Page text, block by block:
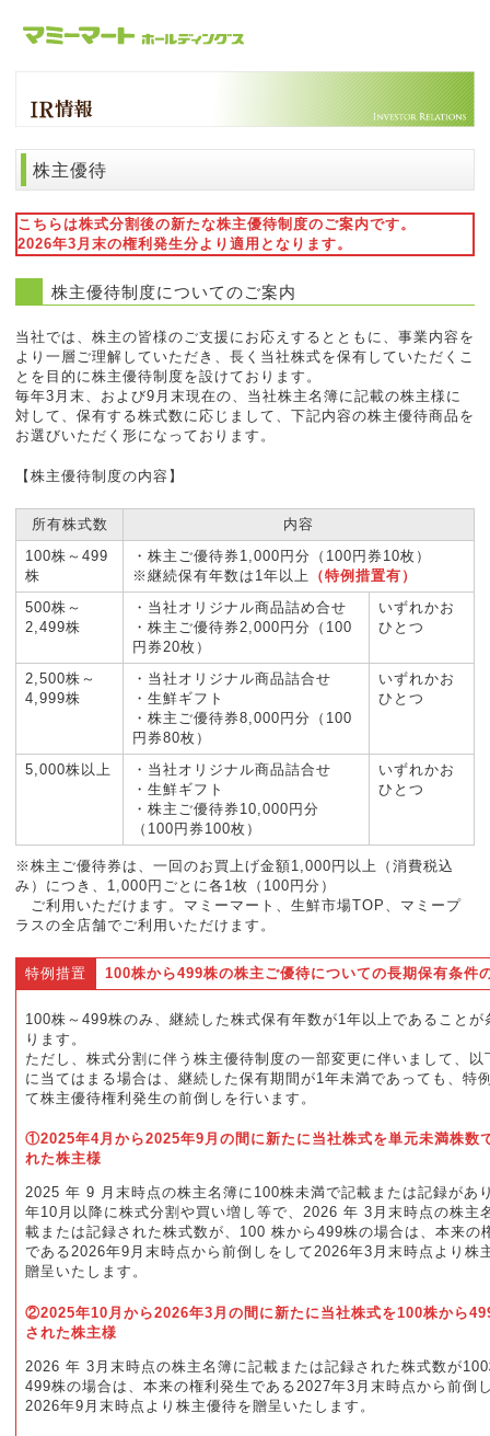
株主優待
こちらは株式分割後の新たな株主優待制度のご案内です。
2026年3月末の権利発生分より適用となります。
株主優待制度についてのご案内
当社では、株主の皆様のご支援にお応えするとともに、事業内容を
より一層ご理解していただき、長く当社株式を保有していただくこ
とを目的に株主優待制度を設けております。
毎年3月末、および9月末現在の、当社株主名簿に記載の株主様に
対して、保有する株式数に応じまして、下記内容の株主優待商品を
お選びいただく形になっております。
【株主優待制度の内容】
所有株式数
内容
100株～499
株
・株主ご優待券1,000円分（100円券10枚）
※継続保有年数は1年以上
（特例措置有）
500株～
2,499株
・当社オリジナル商品詰め合せ
・株主ご優待券2,000円分（100
円券20枚）
いずれかお
ひとつ
2,500株～
4,999株
・当社オリジナル商品詰合せ
・生鮮ギフト
・株主ご優待券8,000円分（100
円券80枚）
いずれかお
ひとつ
5,000株以上
・当社オリジナル商品詰合せ
・生鮮ギフト
・株主ご優待券10,000円分
（100円券100枚）
いずれかお
ひとつ
※株主ご優待券は、一回のお買上げ金額1,000円以上（消費税込
み）につき、1,000円ごとに各1枚（100円分）
ご利用いただけます。マミーマート、生鮮市場TOP、マミープ
ラスの全店舗でご利用いただけます。
特例措置 100株から499株の株主ご優待についての長期保有条件
100株～499株のみ、継続した株式保有年数が1年以上であることが
ります。
ただし、株式分割に伴う株主優待制度の一部変更に伴いまして、以
に当てはまる場合は、継続した保有期間が1年未満であっても、特
て株主優待権利発生の前倒しを行います。
①2025年4月から2025年9月の間に新たに当社株式を単元未満株数
れた株主様
2025 年 9 月末時点の株主名簿に100株未満で記載または記録があ
年10月以降に株式分割や買い増し等で、2026 年 3月末時点の株主
載または記録された株式数が、100 株から499株の場合は、本来の
である2026年9月末時点から前倒しをして2026年3月末時点より株
贈呈いたします。
②2025年10月から2026年3月の間に新たに当社株式を100株から
された株主様
2026 年 3月末時点の株主名簿に記載または記録された株式数が
499株の場合は、本来の権利発生である2027年3月末時点から前倒
2026年9月末時点より株主優待を贈呈いたします。